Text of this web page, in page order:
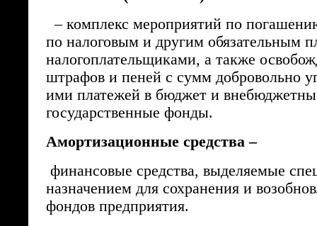
– комплекс мероприятий по
по налоговым и другим обязательным
налогоплательщиками, а также
штрафов и пеней с сумм добровольно
ими платежей в бюджет и
государственные фонды.
Амортизационные средства –
финансовые средства, выделяемые
назначением для сохранения и
фондов предприятия.